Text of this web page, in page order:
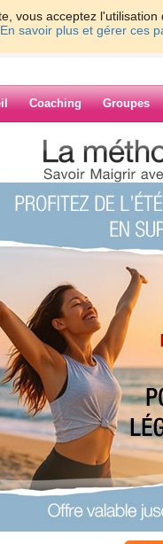
vous acceptez
En savoir plus et gérer ces
Coaching Groupes
>
de
21 - 30 31 - 40 41 - 50 51 -
1 2 3 4 5
Les
02/2010 à 13:45
j'ai fait8/10
Les
Valentin